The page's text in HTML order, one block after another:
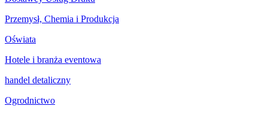
Przemysł, Chemia i Produkcja
Oświata
Hotele i branża eventowa
handel detaliczny
Ogrodnictwo